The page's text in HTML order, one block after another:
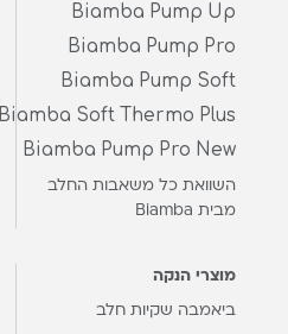
Biamba Pump Up
Biamba Pump Pro
Biamba Pump Soft
Biamba Soft Thermo Plus
Biamba Pump Pro New
השוואת כל משאבות החלב
מבית Biamba
מוצרי הנקה
ביאמבה שקיות חלב